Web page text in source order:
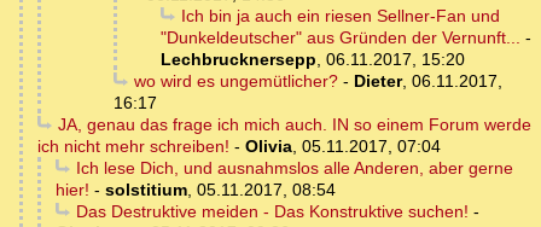
Ich bin ja auch ein riesen Sellner-Fan und
"Dunkeldeutscher" aus Gründen der Vernunft... -
Lechbrucknersepp, 06.11.2017, 15:20
wo wird es ungemütlicher?- Dieter, 06.11.2017,
16:17
JA, genau das frage ich mich auch. IN so einem Forum werde
ich nicht mehr schreiben! - Olivia, 05.11.2017, 07:04
Ich lese Dich, und ausnahmslos alle Anderen, aber gerne
hier! - solstitium, 05.11.2017, 08:54
Das Destruktive meiden - Das Konstruktive suchen! -